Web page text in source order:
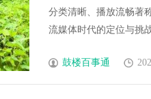
分类清晰、播放流畅著
流媒体时代的定位与挑
鼓楼百事通